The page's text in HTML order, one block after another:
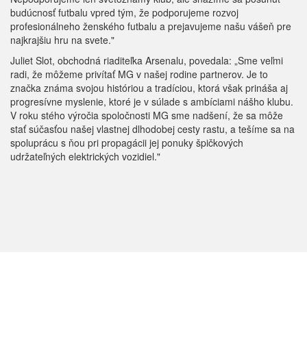
budúcnosť futbalu vpred tým, že podporujeme rozvoj
profesionálneho ženského futbalu a prejavujeme našu vášeň pre
najkrajšiu hru na svete."
Juliet Slot, obchodná riaditeľka Arsenalu, povedala: „Sme veľmi
radi, že môžeme privítať MG v našej rodine partnerov. Je to
značka známa svojou históriou a tradíciou, ktorá však prináša aj
progresívne myslenie, ktoré je v súlade s ambíciami nášho klubu.
V roku stého výročia spoločnosti MG sme nadšení, že sa môže
stať súčasťou našej vlastnej dlhodobej cesty rastu, a tešíme sa na
spoluprácu s ňou pri propagácii jej ponuky špičkových
udržateľných elektrických vozidiel."